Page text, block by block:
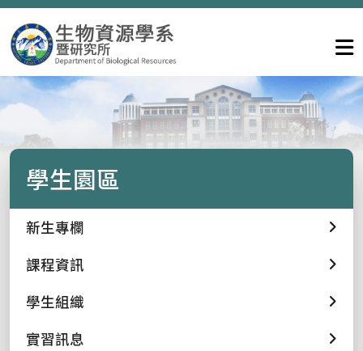
學生園區
新生專欄
課程資訊
學生組織
實習訊息